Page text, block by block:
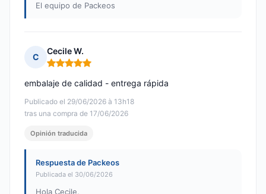
El equipo de Packeos
C
Cecile W.
Nota: 5 de 5
Publicado el 29/06/2026 à 13h18
tras una compra de 17/06/2026
embalaje de calidad - entrega rápida
Opinión traducida
Respuesta de Packeos
Publicada el 30/06/2026
Hola Cecile,